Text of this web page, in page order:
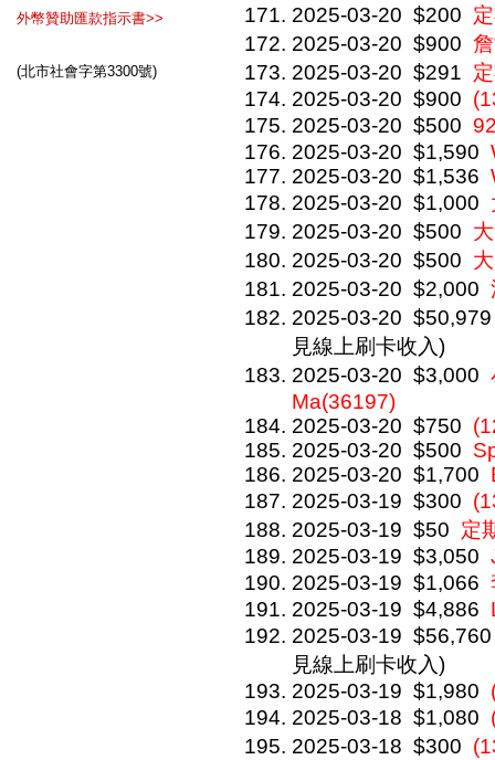
外幣贊助匯款指示書>>
(北市社會字第3300號)
2025-03-20 $200
2025-03-20 $900
2025-03-20 $291
2025-03-20 $900
2025-03-20 $500
2025-03-20 $1,590
2025-03-20 $1,536
2025-03-20 $1,000
2025-03-20 $500
2025-03-20 $500
2025-03-20 $2,000
2025-03-20 $50,979
見線上刷卡收入)
2025-03-20 $3,000
Ma(36197)
2025-03-20 $750
2025-03-20 $500
2025-03-20 $1,700
2025-03-19 $300
2025-03-19 $50 定
2025-03-19 $3,050
2025-03-19 $1,066
2025-03-19 $4,886
2025-03-19 $56,760
見線上刷卡收入)
2025-03-19 $1,980
2025-03-18 $1,080
2025-03-18 $300